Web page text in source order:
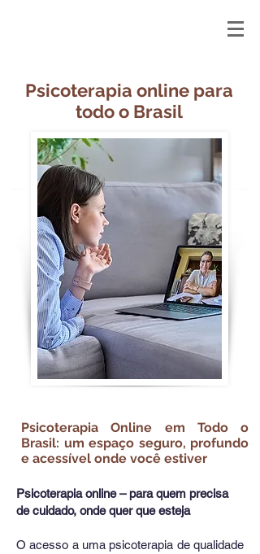
Psicoterapia online para
todo o Brasil
Psicoterapia Online em Todo o
Brasil: um espaço seguro, profundo
e acessível onde você estiver
Psicoterapia online – para quem precisa
de cuidado, onde quer que esteja
O acesso a uma psicoterapia de qualidade